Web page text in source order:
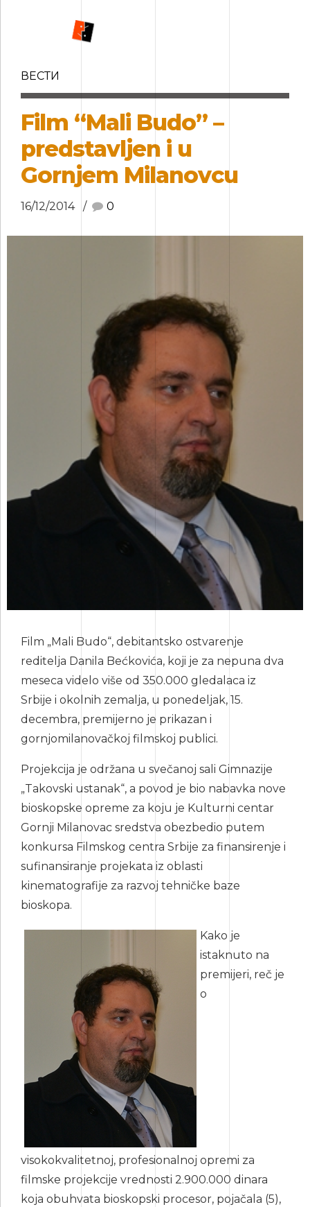
ВЕСТИ
Film “Mali Budo” –
predstavljen i u
Gornjem Milanovcu
16/12/2014 0
Film „Mali Budo“, debitantsko ostvarenje
reditelja Danila Bećkovića, koji je za nepuna dva
meseca videlo više od 350.000 gledalaca iz
Srbije i okolnih zemalja, u ponedeljak, 15.
decembra, premijerno je prikazan i
gornjomilanovačkoj filmskoj publici.
Projekcija je održana u svečanoj sali Gimnazije
„Takovski ustanak“, a povod je bio nabavka nove
bioskopske opreme za koju je Kulturni centar
Gornji Milanovac sredstva obezbedio putem
konkursa Filmskog centra Srbije za finansirenje i
sufinansiranje projekata iz oblasti
kinematografije za razvoj tehničke baze
bioskopa.
Kako je
istaknuto na
premijeri, reč je
o
visokokvalitetnoj, profesionalnoj opremi za
filmske projekcije vrednosti 2.900.000 dinara
koja obuhvata bioskopski procesor, pojačala (5),